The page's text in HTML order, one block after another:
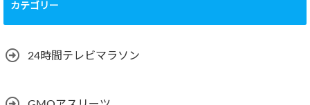
カテゴリー
24時間テレビマラソン